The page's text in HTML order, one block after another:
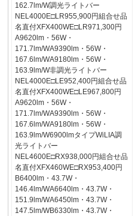
162.7lm/W調光ライトバー
NEL4000E□LR955,900円組合せ品
名直付XFX400WE□LR971,300円
A9620lm・56W・
171.7lm/WA9390lm・56W・
167.6lm/WA9180lm・56W・
163.9lm/W非調光ライトバー
NEL4000E□LE952,400円組合せ品
名直付XFX400WE□LE967,800円
A9620lm・56W・
171.7lm/WA9390lm・56W・
167.6lm/WA9180lm・56W・
163.9lm/W6900lmタイプWiLIA調
光ライトバー
NEL4600E□RX938,000円組合せ品
名直付XFX460WE□RX953,400円
B6400lm・43.7W・
146.4lm/WA6640lm・43.7W・
151.9lm/WA6450lm・43.7W・
147.5lm/WB6330lm・43.7W・